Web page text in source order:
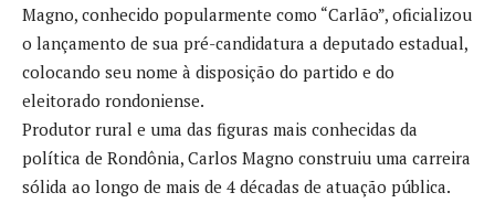
Magno, conhecido popularmente como “Carlão”, oficializou
o lançamento de sua pré-candidatura a deputado estadual,
colocando seu nome à disposição do partido e do
eleitorado rondoniense.
Produtor rural e uma das figuras mais conhecidas da
política de Rondônia, Carlos Magno construiu uma carreira
sólida ao longo de mais de 4 décadas de atuação pública.